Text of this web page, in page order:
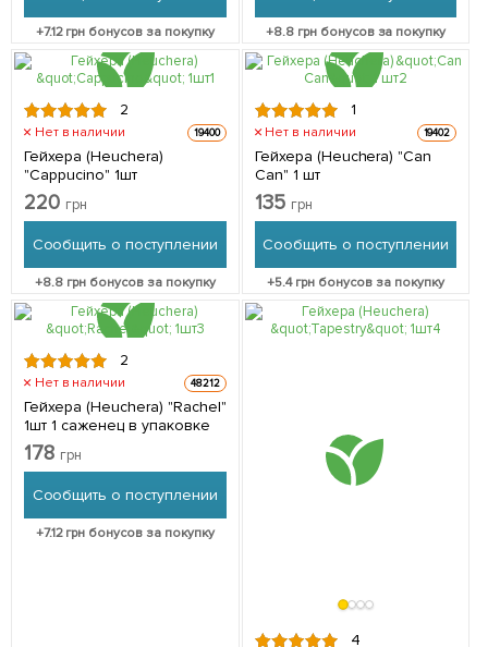
+7.12грн бонусов за покупку +8.8грн бонусов за покупку
2
Нет в наличии 19400
Гейхера (Heuchera)
"Cappucino" 1шт
220 грн
Сообщить о поступлении
+8.8 грн бонусов за покупку
1
Нет в наличии 19402
Гейхера (Heuchera) "Can
Can" 1 шт
135 грн
Сообщить о поступлении
+5.4грн бонусов за покупку
2
Нет в наличии 48212
Гейхера (Heuchera) "Rachel"
1шт 1 саженец в упаковке
178 грн
Сообщить о поступлении
+7.12грн бонусов за покупку
4